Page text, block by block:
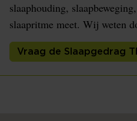
slaaphouding,
slaapritme meet. Wij weten
Vraag de Slaapgedrag